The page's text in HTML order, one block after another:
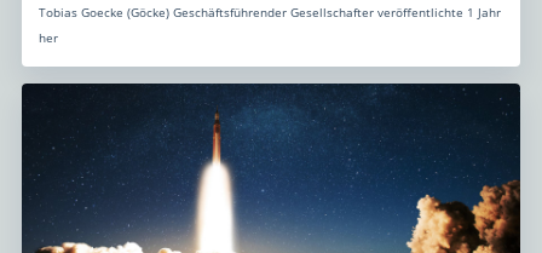
Tobias Goecke (Göcke) Geschäftsführender Gesellschafter veröffentlichte 1 Jahr
her